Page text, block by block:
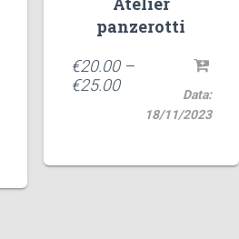
panzerotti
€20.00–
€25.00
Data:
18/11/2023